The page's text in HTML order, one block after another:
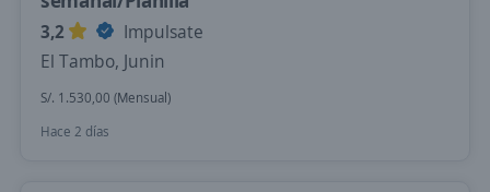
3,2
Impulsate
El Tambo, Junin
S/. 1.530,00 (Mensual)
Hace 2 días